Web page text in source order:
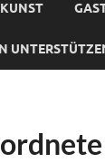
KUNST